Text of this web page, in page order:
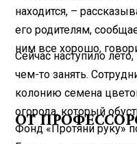
находится, –
его родителям,
ним все хорошо,
Сейчас наступило
чем-то занять.
колонию семена
огорода, который
ОТ
Фонд «Протяни руку»